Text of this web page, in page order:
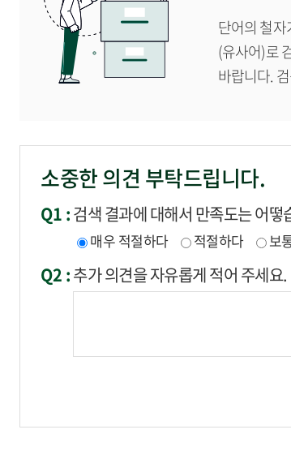
단어의 철
(유사어)로
바랍니다.
소중한 의견 부탁드립니다.
Q1 :검색 결과에 대해서 만족도는 어떻
매우 적절하다 적절하다 보
Q2 :추가 의견을 자유롭게 적어 주세요.